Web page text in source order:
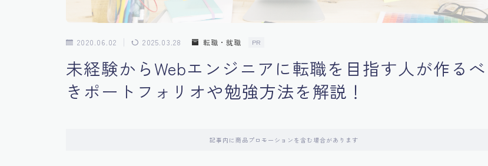
2020.06.02 2025.03.28 転職・就職 PR
未経験からWebエンジニアに転職を目指す人が作るべ
きポートフォリオや勉強方法を解説！
記事内に商品プロモーションを含む場合があります